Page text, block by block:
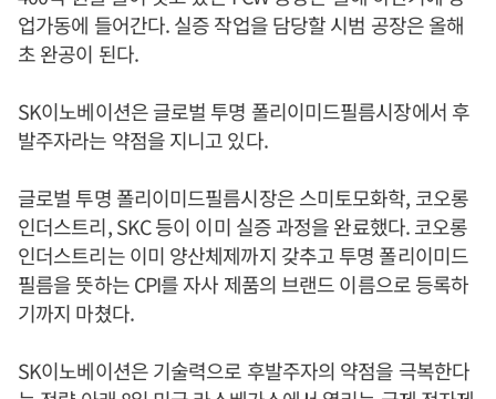
업가동에 들어간다. 실증 작업을 담당할 시범 공장은 올해
초 완공이 된다.
SK이노베이션은 글로벌 투명 폴리이미드필름시장에서 후
발주자라는 약점을 지니고 있다.
글로벌 투명 폴리이미드필름시장은 스미토모화학, 코오롱
인더스트리, SKC 등이 이미 실증 과정을 완료했다. 코오롱
인더스트리는 이미 양산체제까지 갖추고 투명 폴리이미드
필름을 뜻하는 CPI를 자사 제품의 브랜드 이름으로 등록하
기까지 마쳤다.
SK이노베이션은 기술력으로 후발주자의 약점을 극복한다